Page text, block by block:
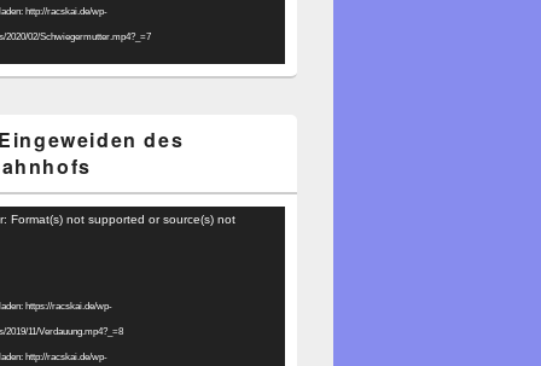
http://racskai.de/wp-
2020/02/Schwiegermutter.mp4?_=7
des
Format(s) not supported or source(s) not
https://racskai.de/wp-
2019/11/Verdauung.mp4?_=8
http://racskai.de/wp-